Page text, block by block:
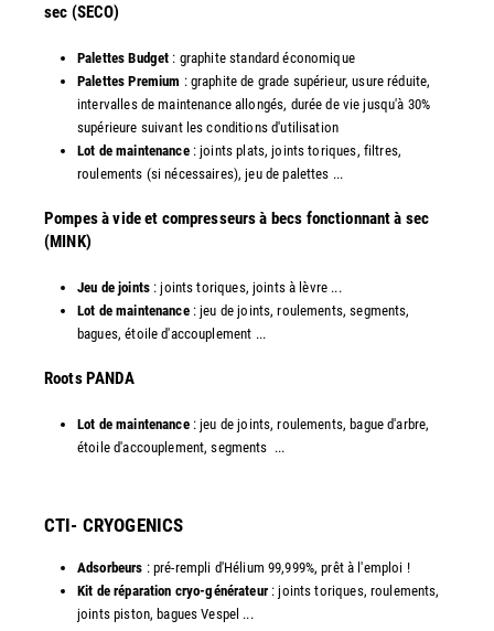
sec (SECO)
Palettes Budget : graphite standard économique
Palettes Premium : graphite de grade supérieur, usure réduite,
intervalles de maintenance allongés, durée de vie jusqu'à 30%
supérieure suivant les conditions d'utilisation
Lot de maintenance: joints plats, joints toriques, filtres,
roulements (si nécessaires), jeu de palettes ...
Pompes à vide et compresseurs à becs fonctionnant à sec
(MINK)
Jeu de joints: joints toriques, joints à lèvre ...
Lot de maintenance: jeu de joints, roulements, segments,
bagues, étoile d'accouplement ...
​Roots PANDA
Lot de maintenance: jeu de joints, roulements, bague d'arbre,
étoile d'accouplement, segments ...​
CTI- CRYOGENICS
Adsorbeurs : pré-rempli d'Hélium 99,999%, prêt à l'emploi !
Kit de réparation cryo-générateur: joints toriques, roulements,
joints piston, bagues Vespel ... ​